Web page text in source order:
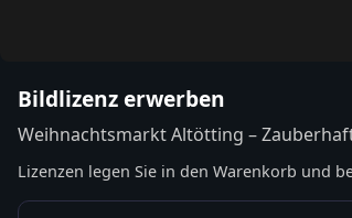
Bildlizenz erwerben
Weihnachtsmarkt Altötting –
Lizenzen legen Sie in den Warenkorb und